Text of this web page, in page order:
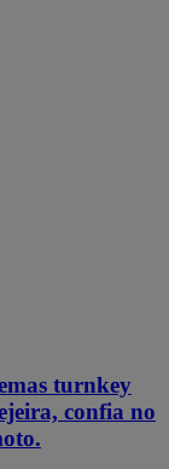
turnkey
confia no